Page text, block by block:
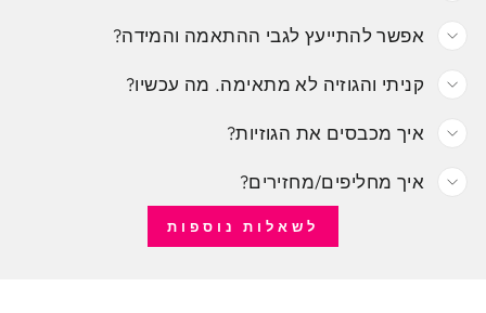
אפשר להתייעץ לגבי ההתאמה והמידה?
קניתי והגוזיה לא מתאימה. מה עכשיו?
איך מכבסים את הגוזיות?
איך מחליפים/מחזירים?
לשאלות נוספות